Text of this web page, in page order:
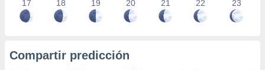
17 18 19 20 21 22 23
Compartir predicción